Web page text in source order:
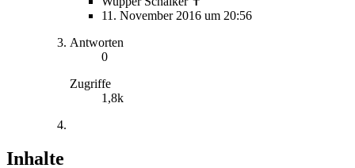
11. November 2016 um 20:56
Antworten
0
Zugriffe
1,8k
Inhalte